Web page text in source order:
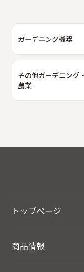
ガーデニング機器
その他ガーデニング・
農業
トップページ
商品情報